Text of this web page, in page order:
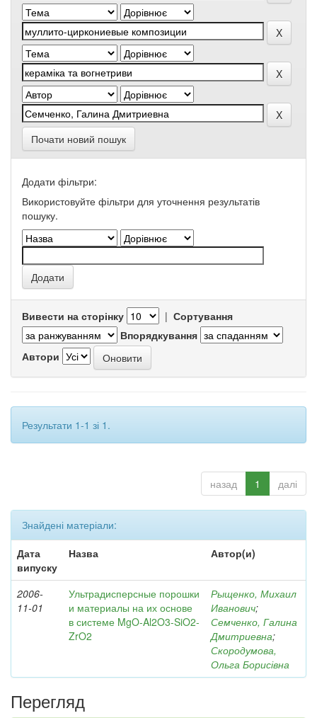
Почати новий пошук
Додати фільтри:
Використовуйте фільтри для уточнення результатів
пошуку.
Вивести на сторінку | Сортування
Впорядкування
Автори
Результати 1-1 зі 1.
назад 1 далі
Знайдені матеріали:
Дата
випуску
Назва Автор(и)
2006-
11-01
Ультрадисперсные порошки
и материалы на их основе
в системе MgO-Al2O3-SiO2-
ZrO2
Рыщенко, Михаил
Иванович;
Семченко, Галина
Дмитриевна;
Скородумова,
Ольга Борисівна
Перегляд